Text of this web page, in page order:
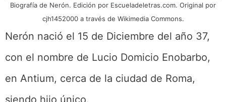
Biografía de Nerón. Edición por Escueladeletras.com. Original por
cjh1452000 a través de Wikimedia Commons.
Nerón nació el 15 de Diciembre del año 37,
con el nombre de Lucio Domicio Enobarbo,
en Antium, cerca de la ciudad de Roma,
siendo hijo único.